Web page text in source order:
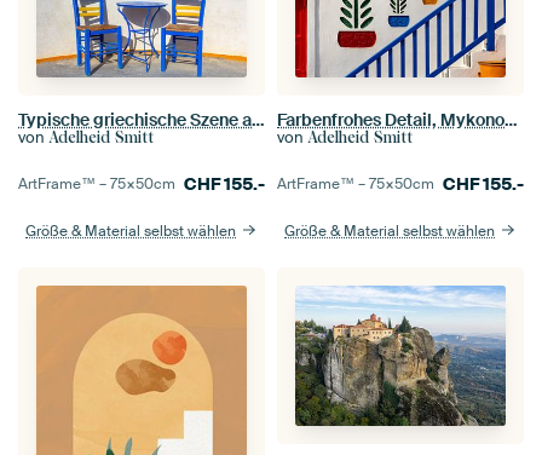
Typische griechische Szene auf der Insel Santorin
von Adelheid Smitt
ArtFrame™ –75×50cm CHF155.-
Größe & Material selbst wählen
Farbenfrohes Detail, Mykonos, Griechenland
von Adelheid Smitt
ArtFrame™ –75×50cm CHF155.-
Größe & Material selbst wählen